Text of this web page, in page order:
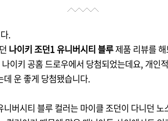
.
나이키 조던1 유니버시티 블루제품 리뷰를
이키 공홈 드로우에서 당첨되었는데요, 개인
운 좋게 당첨됐습니다.
버시티 블루 컬러는 마이클 조던이 다니던